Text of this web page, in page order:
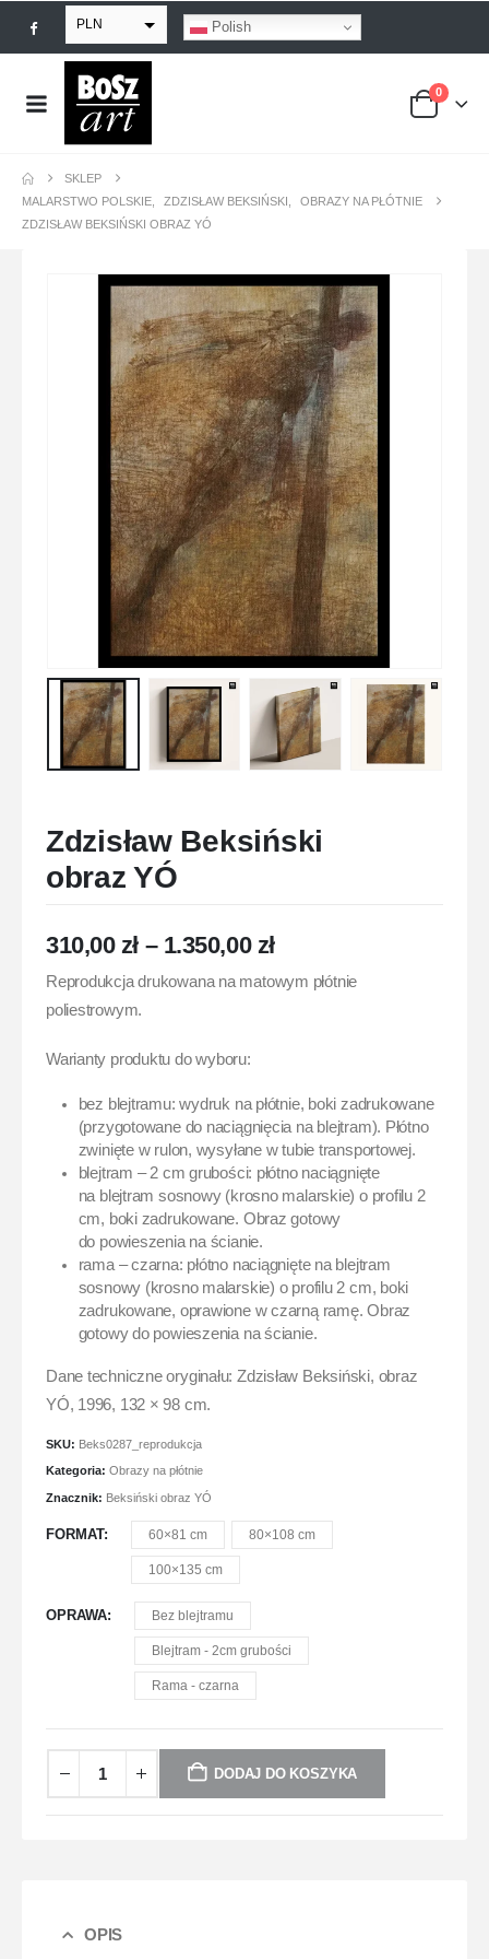
PLN
EUR
USD
Polish
0
SKLEP
MALARSTWO POLSKIE
ZDZISŁAW BEKSIŃSKI
OBRAZY NA PŁÓTNIE
ZDZISŁAW BEKSIŃSKI OBRAZ YÓ
Zdzisław Beksiński
obraz YÓ
310,00 zł – 1.350,00 zł
Reprodukcja drukowana na matowym płótnie
poliestrowym.
Warianty produktu do wyboru:
bez blejtramu: wydruk na płótnie, boki zadrukowane
(przygotowane do naciągnięcia na blejtram). Płótno
zwinięte w rulon, wysyłane w tubie transportowej.
blejtram – 2 cm grubości: płótno naciągnięte
na blejtram sosnowy (krosno malarskie) o profilu 2
cm, boki zadrukowane. Obraz gotowy
do powieszenia na ścianie.
rama – czarna: płótno naciągnięte na blejtram
sosnowy (krosno malarskie) o profilu 2 cm, boki
zadrukowane, oprawione w czarną ramę. Obraz
gotowy do powieszenia na ścianie.
Dane techniczne oryginału: Zdzisław Beksiński, obraz
YÓ, 1996, 132 × 98 cm.
SKU: Beks0287_reprodukcja
Kategoria: Obrazy na płótnie
Znacznik: Beksiński obraz YÓ
FORMAT 60×81 cm 80×108 cm
100×135 cm
OPRAWA Bez blejtramu
Blejtram - 2cm grubości
Rama - czarna
DODAJ DO KOSZYKA
OPIS